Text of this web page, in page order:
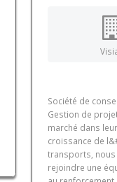
Société de
Gestion de
marché dans
croissance de
transports, nous
rejoindre une